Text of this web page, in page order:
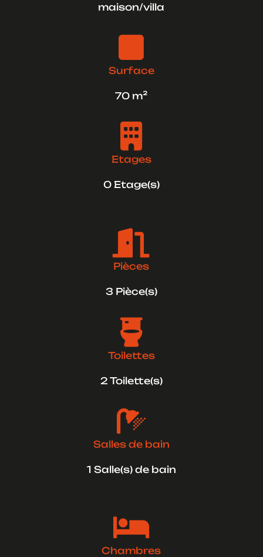
maison/villa

Surface
70 m²

Etages
0 Etage(s)

Pièces
3 Pièce(s)

Toilettes
2 Toilette(s)

Salles de bain
1 Salle(s) de bain

Chambres